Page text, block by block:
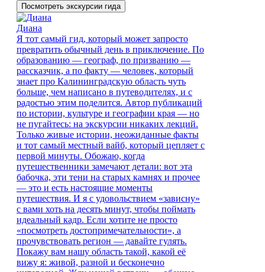
Посмотреть экскурсии гида
Диана
Я тот самый гид, который может запросто
превратить обычный день в приключение. По
образованию — географ, по призванию —
рассказчик, а по факту — человек, который
знает про Калининградскую область чуть
больше, чем написано в путеводителях, и с
радостью этим поделится. Автор публикаций
по истории, культуре и географии края — но
не пугайтесь: на экскурсии никаких лекций.
Только живые истории, неожиданные факты
и тот самый местный вайб, который цепляет с
первой минуты. Обожаю, когда
путешественники замечают детали: вот эта
бабочка, эти тени на старых камнях и прочее
— это и есть настоящие моменты
путешествия. И я с удовольствием «зависну»
с вами хоть на десять минут, чтобы поймать
идеальный кадр. Если хотите не просто
«посмотреть достопримечательности», а
прочувствовать регион — давайте гулять.
Покажу вам нашу область такой, какой её
вижу я: живой, разной и бесконечно